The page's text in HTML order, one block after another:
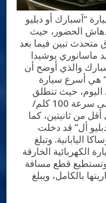
“آسبارك أو دبليو
الحضور، حيث
متحدث تبين فيما بعد
ماسانوري يوشيدا
والذي أوضح أن
هي أسرع سيارة
اليوم، حيث تنطلق
بقوة 1,150 حصاناً وتصل إلى سرعة 100 كلم/
من ثانيتين، كما
أل” قد دخلت
اليابانية. وتبلغ
الكهربائية الخارقة
وتستطيع قطع مسافة
بالكامل، ويبلغ